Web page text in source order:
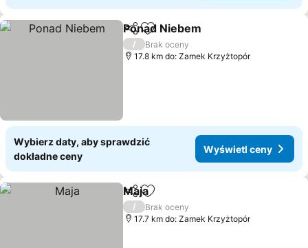
Udostępnij
Dodaj do ulubionych
Ponad Niebem
/
Brak oceny
17.8 km do: Zamek Krzyżtopór
Wybierz daty, aby sprawdzić
dokładne ceny
Wyświetl ceny
UdostępnijDodaj do ulubionych
Maja
/
Brak oceny
17.7 km do: Zamek Krzyżtopór